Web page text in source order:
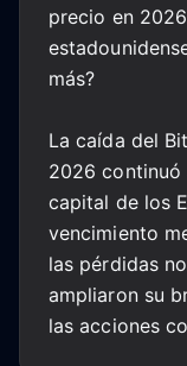
precio en
más?
La caída del
2026 continuó
capital de los
vencimiento
las pérdidas
ampliaron su
las acciones